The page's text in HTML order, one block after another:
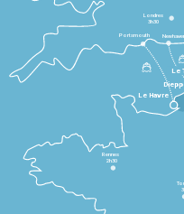
Le Havre
Le
Rennes
2h30
Londres
3h30
Portsmouth